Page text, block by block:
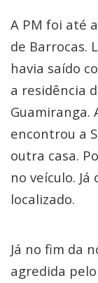
A PM foi até
de Barrocas.
havia saído
a residência
Guamiranga.
encontrou a
outra casa.
no veículo.
localizado.
Já no fim da
agredida